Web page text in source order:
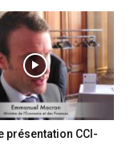
présentation CCI-